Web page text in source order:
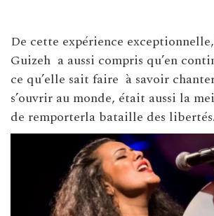
De cette expérience
Guizeh a aussi compris qu’en
ce qu’elle sait faire à savoir
s’ouvrir au monde, était aussi la
de remporterla bataille des libertés.